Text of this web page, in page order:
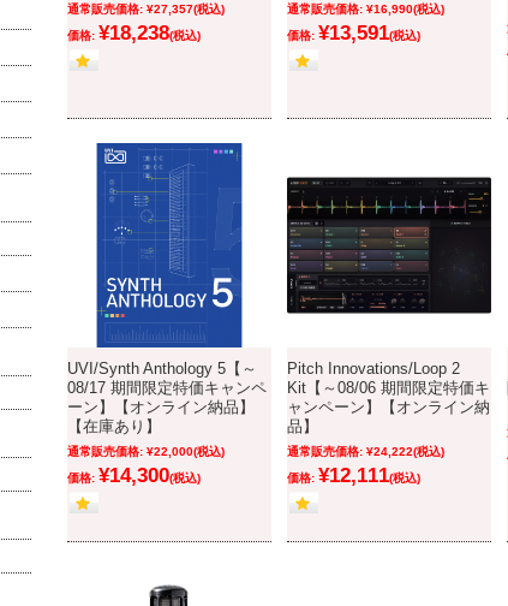
通常販売価格: ¥27,357(税込)
価格: ¥18,238(税込)
通常販売価格: ¥16,990(税込)
価格: ¥13,591(税込)
UVI/Synth Anthology 5【～
08/17 期間限定特価キャンペ
ーン】【オンライン納品】
【在庫あり】
通常販売価格: ¥22,000(税込)
価格: ¥14,300(税込)
Pitch Innovations/Loop 2
Kit【～08/06 期間限定特価キ
ャンペーン】【オンライン納
品】
通常販売価格: ¥24,222(税込)
価格: ¥12,111(税込)